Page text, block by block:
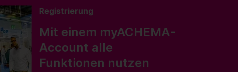
Registrierung
Mit einem myACHEMA-
Account alle
Funktionen nutzen